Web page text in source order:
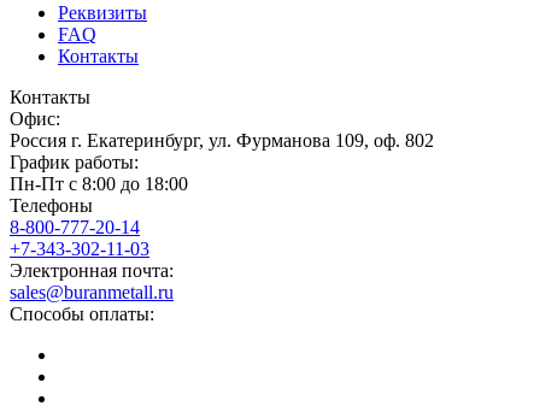
Реквизиты
FAQ
Контакты
Контакты
Офис:
Россия г. Екатеринбург, ул. Фурманова 109, оф. 802
График работы:
Пн-Пт с 8:00 до 18:00
Телефоны
8-800-777-20-14
+7-343-302-11-03
Электронная почта:
sales@buranmetall.ru
Способы оплаты: